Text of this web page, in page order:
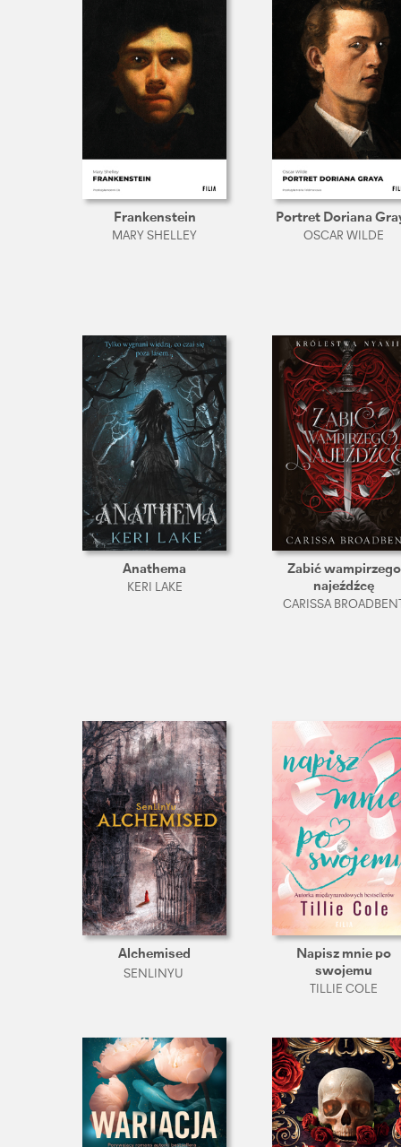
Frankenstein
MARY SHELLEY
Portret Doriana
OSCAR WILDE
Anathema
KERI LAKE
Zabić wampirzego
najeźdźcę
CARISSA
Alchemised
SENLINYU ㅤ
Napisz mnie po
swojemu
TILLIE COLE